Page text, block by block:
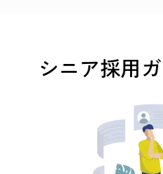
シニア採用